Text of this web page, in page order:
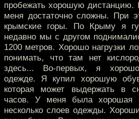
пробежать хорошую дистанцию.
меня достаточно сложны. При
крымские горы. По Крыму я
недавно мы с другом
1200 метров. Хорошо нагрузки
понимать, что там нет
здесь... Во-первых, я
одежде. Я купил хорошую
которая может выдержать в
часов. У меня была хорошая
несколько слоев одежды.